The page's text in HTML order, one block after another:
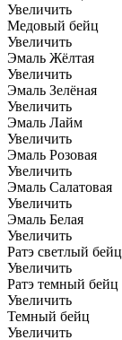
Увеличить
Медовый бейц
Увеличить
Эмаль Жёлтая
Увеличить
Эмаль Зелёная
Увеличить
Эмаль Лайм
Увеличить
Эмаль Розовая
Увеличить
Эмаль Салатовая
Увеличить
Эмаль Белая
Увеличить
Ратэ светлый бейц
Увеличить
Ратэ темный бейц
Увеличить
Темный бейц
Увеличить